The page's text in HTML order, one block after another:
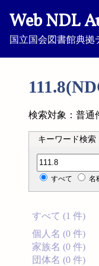
Web NDL
国立国会図書館典拠
検索対象：普通
キーワード検索
分類記号検索
すべて 名
すべて (1 件)
個人名 (0 件)
家族名 (0 件)
団体名 (0 件)